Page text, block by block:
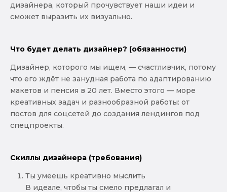
дизайнера, который прочувствует наши идеи и
сможет выразить их визуально.
Что будет делать дизайнер? (обязанности)
Дизайнер, которого мы ищем, — счастливчик, потому
что его ждёт не занудная работа по адаптированию
макетов и пенсия в 20 лет. Вместо этого — море
креативных задач и разнообразной работы: от
постов для соцсетей до создания лендингов под
спецпроекты.
Скиллы дизайнера (требования)
Ты умеешь креативно мыслить
В идеале, чтобы ты смело предлагал и